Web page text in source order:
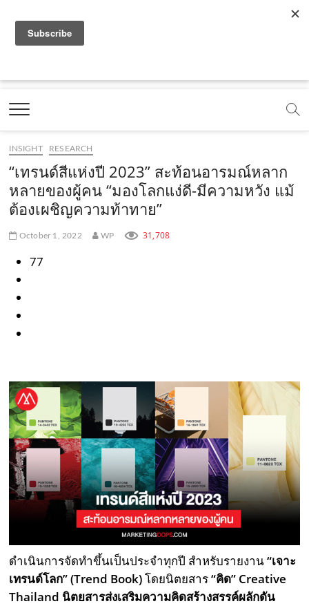
a
e
b
o
o
k
.
c
o
o
t
b
e
.
c
o
.
o
e
m
e
t
g
a
m
.
t
k
c
o
m
Marketing Oops!
DIGITAL | CREATIVE | ADVERTISING | CAMPAIGN |
INSIGHT RESEARCH
“เทรนด์สีแห่งปี 2023” สะท้อนอารมณ์หลาก
หลายของผู้คน “มองโลกแง่ดี-มีความหวัง แม้
ต้องเผชิญความท้าทาย”
October 1, 2022 WP 31,708
77
ดำเนินการจัดทำขึ้นเป็นประจำทุกปี สำหรับรายงาน“เจาะ
เทรนด์โลก” (Trend Book)โดยนิตยสาร“คิด” Creative
Thailand นิตยสารส่งเสริมความคิดสร้างสรรค์ผลักดัน